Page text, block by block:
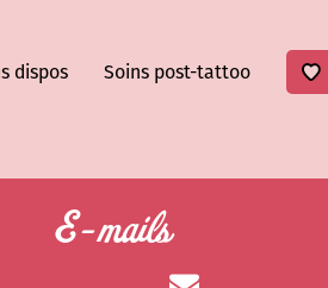
dispos Soins post-tattoo
E-mails